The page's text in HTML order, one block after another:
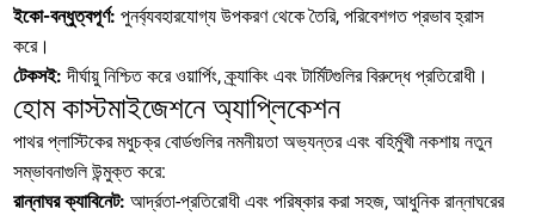
ইকো-বন্ধুত্বপূর্ণ: পুনর্ব্যবহারযোগ্য উপকরণ থেকে তৈরি, পরিবেশগত প্রভাব হ্রাস
করে।
টেকসই: দীর্ঘায়ু নিশ্চিত করে ওয়ার্পিং, ক্র্যাকিং এবং টার্মিটগুলির বিরুদ্ধে প্রতিরোধী।
হোম কাস্টমাইজেশনে অ্যাপ্লিকেশন
পাথর প্লাস্টিকের মধুচক্র বোর্ডগুলির নমনীয়তা অভ্যন্তর এবং বহির্মুখী নকশায় নতুন
সম্ভাবনাগুলি উন্মুক্ত করে:
রান্নাঘর ক্যাবিনেট: আর্দ্রতা-প্রতিরোধী এবং পরিষ্কার করা সহজ, আধুনিক রান্নাঘরের